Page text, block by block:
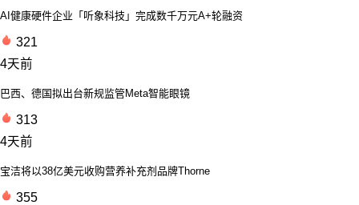
AI健康硬件企业「听象科技」完成数千万元A+轮融资
321
4天前
巴西、德国拟出台新规监管Meta智能眼镜
313
4天前
宝洁将以38亿美元收购营养补充剂品牌Thorne
355